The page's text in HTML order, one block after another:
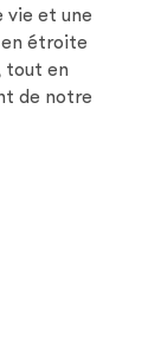
vie et une
étroite
tout en
de notre